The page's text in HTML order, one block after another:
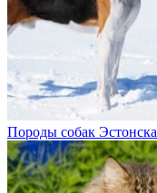
Породы собак